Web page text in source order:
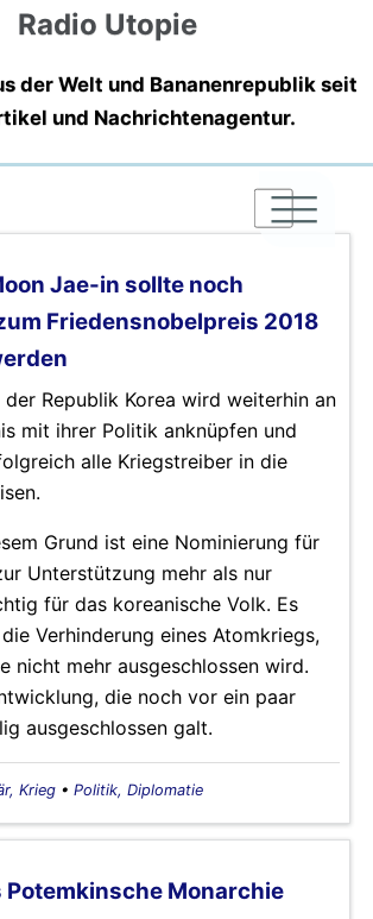
Radio Utopie
der Welt und Bananenrepublik seit
und Nachrichtenagentur.
|
|
|
Jae-in sollte noch
Friedensnobelpreis 2018
der Republik Korea wird weiterhin an
mit ihrer Politik anknüpfen und
alle Kriegstreiber in die
Grund ist eine Nominierung für
Unterstützung mehr als nur
für das koreanische Volk. Es
Verhinderung eines Atomkriegs,
nicht mehr ausgeschlossen wird.
die noch vor ein paar
ausgeschlossen galt.
Krieg • Politik, Diplomatie
Potemkinsche Monarchie